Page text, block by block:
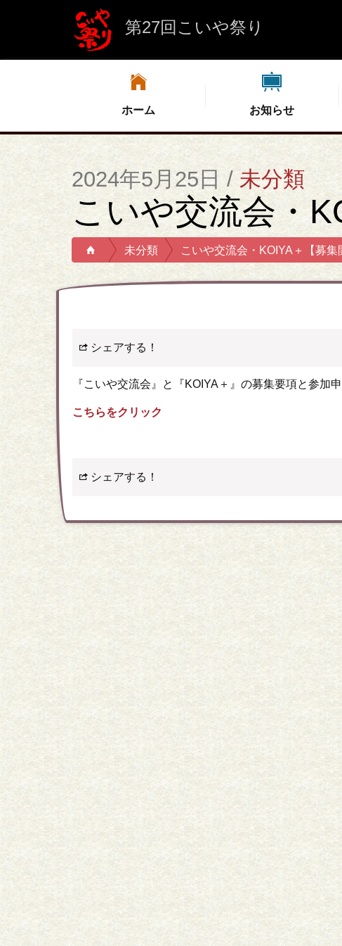
第27回こいや祭り
ホーム お知らせ
2024年5月25日 /未分類
こいや交流会・
未分類 こいや交流会・KOIYA＋【募集
シェアする！
『こいや交流会』と『KOIYA＋』の募集要項と参加
こちらをクリック
シェアする！